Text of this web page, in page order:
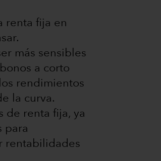
renta fija en
más sensibles
a corto
rendimientos
la curva.
de renta fija, ya
para
rentabilidades